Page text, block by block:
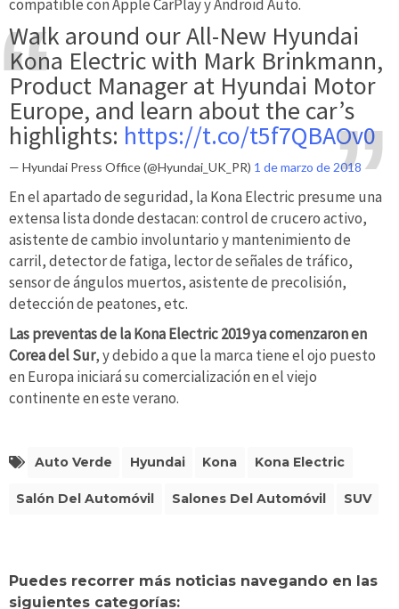
compatible con Apple CarPlay y Android Auto.
Walk around our All-New Hyundai
Kona Electric with Mark Brinkmann,
Product Manager at Hyundai Motor
Europe, and learn about the car’s
highlights: https://t.co/t5f7QBAOv0
— Hyundai Press Office (@Hyundai_UK_PR) 1 de marzo de 2018
En el apartado de seguridad, la Kona Electric presume una
extensa lista donde destacan: control de crucero activo,
asistente de cambio involuntario y mantenimiento de
carril, detector de fatiga, lector de señales de tráfico,
sensor de ángulos muertos, asistente de precolisión,
detección de peatones, etc.
Las preventas de la Kona Electric 2019 ya comenzaron en
Corea del Sur, y debido a que la marca tiene el ojo puesto
en Europa iniciará su comercialización en el viejo
continente en este verano.
Auto Verde Hyundai Kona Kona Electric
Salón Del Automóvil Salones Del Automóvil SUV
Puedes recorrer más noticias navegando en las
siguientes categorías: